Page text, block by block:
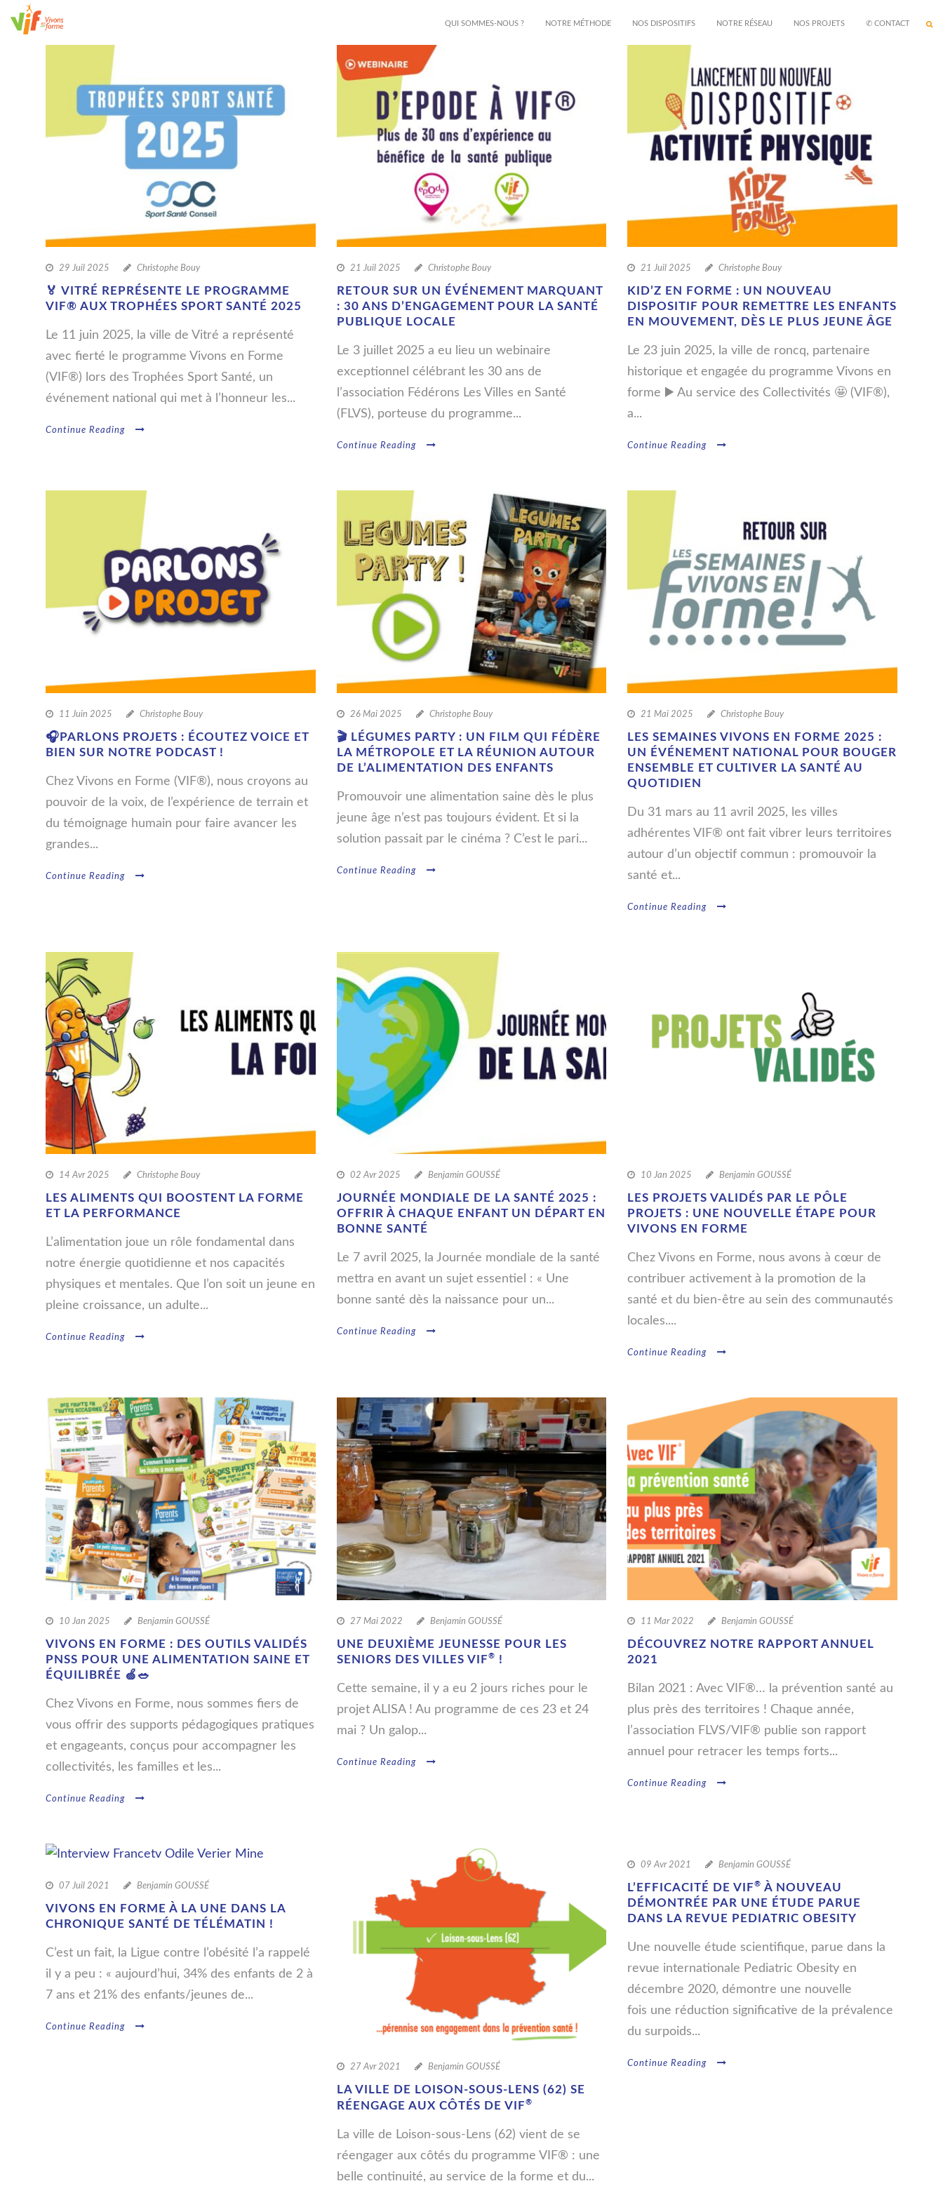
QUI SOMMES-NOUS ? NOTRE MÉTHODE NOS DISPOSITIFS NOTRE RÉSEAU NOS PROJETS ✆ CONTACT
29 Juil 2025 Christophe Bouy
🏅 VITRÉ REPRÉSENTE LE PROGRAMME
VIF® AUX TROPHÉES SPORT SANTÉ 2025
Le 11 juin 2025, la ville de Vitré a représenté
avec fierté le programme Vivons en Forme
(VIF®) lors des Trophées Sport Santé, un
événement national qui met à l’honneur les...
Continue Reading
21 Juil 2025 Christophe Bouy
RETOUR SUR UN ÉVÉNEMENT MARQUANT
: 30 ANS D’ENGAGEMENT POUR LA SANTÉ
PUBLIQUE LOCALE
Le 3 juillet 2025 a eu lieu un webinaire
exceptionnel célébrant les 30 ans de
l’association Fédérons Les Villes en Santé
(FLVS), porteuse du programme...
Continue Reading
21 Juil 2025 Christophe Bouy
KID’Z EN FORME : UN NOUVEAU
DISPOSITIF POUR REMETTRE LES ENFANTS
EN MOUVEMENT, DÈS LE PLUS JEUNE ÂGE
Le 23 juin 2025, la ville de roncq, partenaire
historique et engagée du programme Vivons en
forme ▶️ Au service des Collectivités 🤩 (VIF®),
a...
Continue Reading
11 Juin 2025 Christophe Bouy
🎧PARLONS PROJETS : ÉCOUTEZ VOICE ET
BIEN SUR NOTRE PODCAST !
Chez Vivons en Forme (VIF®), nous croyons au
pouvoir de la voix, de l’expérience de terrain et
du témoignage humain pour faire avancer les
grandes...
Continue Reading
26 Mai 2025 Christophe Bouy
🎬 LÉGUMES PARTY : UN FILM QUI FÉDÈRE
LA MÉTROPOLE ET LA RÉUNION AUTOUR
DE L’ALIMENTATION DES ENFANTS
Promouvoir une alimentation saine dès le plus
jeune âge n’est pas toujours évident. Et si la
solution passait par le cinéma ? C’est le pari...
Continue Reading
21 Mai 2025 Christophe Bouy
LES SEMAINES VIVONS EN FORME 2025 :
UN ÉVÉNEMENT NATIONAL POUR BOUGER
ENSEMBLE ET CULTIVER LA SANTÉ AU
QUOTIDIEN
Du 31 mars au 11 avril 2025, les villes
adhérentes VIF® ont fait vibrer leurs territoires
autour d’un objectif commun : promouvoir la
santé et...
Continue Reading
14 Avr 2025 Christophe Bouy
LES ALIMENTS QUI BOOSTENT LA FORME
ET LA PERFORMANCE
L’alimentation joue un rôle fondamental dans
notre énergie quotidienne et nos capacités
physiques et mentales. Que l’on soit un jeune en
pleine croissance, un adulte...
Continue Reading
02 Avr 2025 Benjamin GOUSSÉ
JOURNÉE MONDIALE DE LA SANTÉ 2025 :
OFFRIR À CHAQUE ENFANT UN DÉPART EN
BONNE SANTÉ
Le 7 avril 2025, la Journée mondiale de la santé
mettra en avant un sujet essentiel : « Une
bonne santé dès la naissance pour un...
Continue Reading
10 Jan 2025 Benjamin GOUSSÉ
LES PROJETS VALIDÉS PAR LE PÔLE
PROJETS : UNE NOUVELLE ÉTAPE POUR
VIVONS EN FORME
Chez Vivons en Forme, nous avons à cœur de
contribuer activement à la promotion de la
santé et du bien-être au sein des communautés
locales....
Continue Reading
10 Jan 2025 Benjamin GOUSSÉ
VIVONS EN FORME : DES OUTILS VALIDÉS
PNSS POUR UNE ALIMENTATION SAINE ET
ÉQUILIBRÉE 🍏🥗
Chez Vivons en Forme, nous sommes fiers de
vous offrir des supports pédagogiques pratiques
et engageants, conçus pour accompagner les
collectivités, les familles et les...
Continue Reading
27 Mai 2022 Benjamin GOUSSÉ
UNE DEUXIÈME JEUNESSE POUR LES
SENIORS DES VILLES VIF® !
Cette semaine, il y a eu 2 jours riches pour le
projet ALISA ! Au programme de ces 23 et 24
mai ? Un galop...
Continue Reading
11 Mar 2022 Benjamin GOUSSÉ
DÉCOUVREZ NOTRE RAPPORT ANNUEL
2021
Bilan 2021 : Avec VIF®… la prévention santé au
plus près des territoires ! Chaque année,
l’association FLVS/VIF® publie son rapport
annuel pour retracer les temps forts...
Continue Reading
07 Juil 2021 Benjamin GOUSSÉ
VIVONS EN FORME À LA UNE DANS LA
CHRONIQUE SANTÉ DE TÉLÉMATIN !
C’est un fait, la Ligue contre l’obésité l’a rappelé
il y a peu : « aujourd’hui, 34% des enfants de 2 à
7 ans et 21% des enfants/jeunes de...
Continue Reading
27 Avr 2021 Benjamin GOUSSÉ
LA VILLE DE LOISON-SOUS-LENS (62) SE
RÉENGAGE AUX CÔTÉS DE VIF®
La ville de Loison-sous-Lens (62) vient de se
réengager aux côtés du programme VIF® : une
belle continuité, au service de la forme et du...
09 Avr 2021 Benjamin GOUSSÉ
L’EFFICACITÉ DE VIF® À NOUVEAU
DÉMONTRÉE PAR UNE ÉTUDE PARUE
DANS LA REVUE PEDIATRIC OBESITY
Une nouvelle étude scientifique, parue dans la
revue internationale Pediatric Obesity en
décembre 2020, démontre une nouvelle
fois une réduction significative de la prévalence
du surpoids...
Continue Reading